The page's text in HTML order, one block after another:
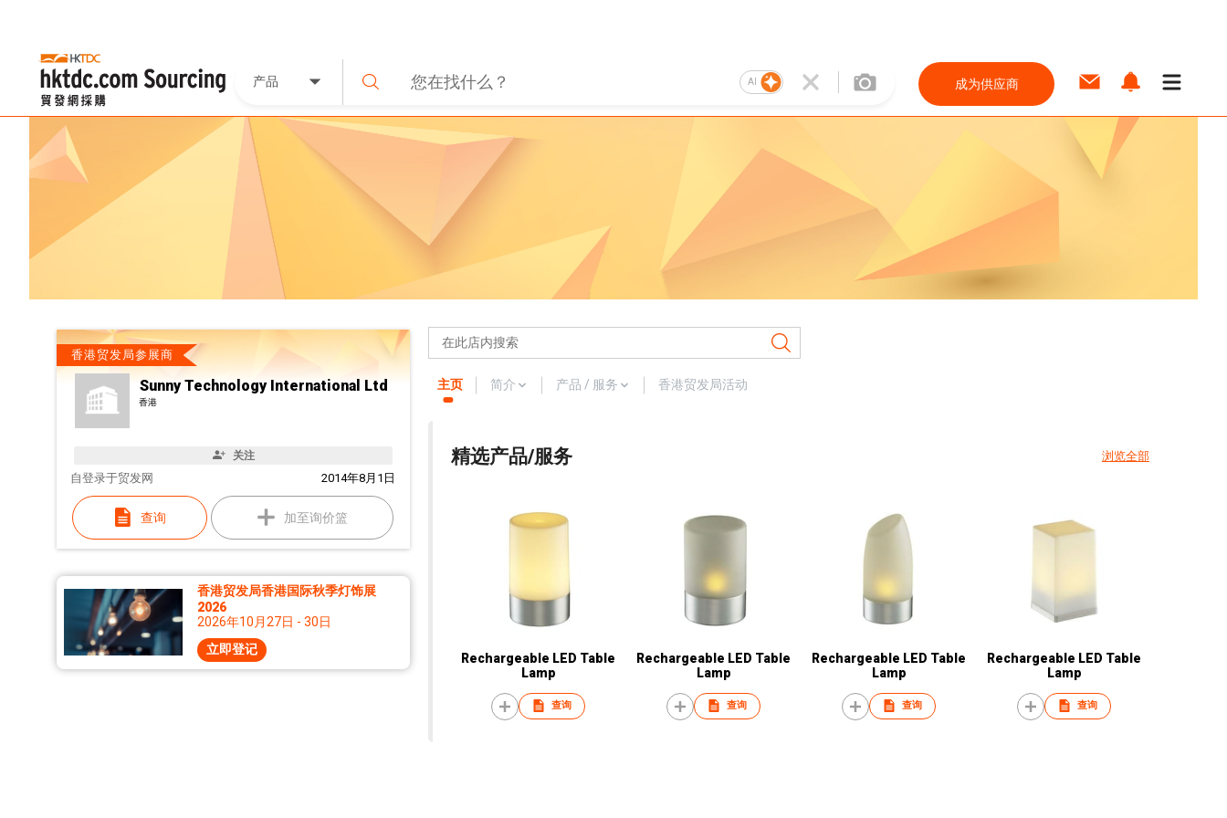
产品 AI 成为供应商
香港贸发局参展商
Sunny Technology International Ltd
香港
关注
自 2014年8月1日
登录于贸发网
查询 加至询价篮
香港贸发局香港国际秋季灯饰展
2026
2026年10月27日 - 30日
立即登记
主页 简介 产品 / 服务 香港贸发局活动
精选产品/服务 浏览全部
Rechargeable LED Table
Lamp
查询
Rechargeable LED Table
Lamp
查询
Rechargeable LED Table
Lamp
查询
Rechargeable LED Table
Lamp
查询